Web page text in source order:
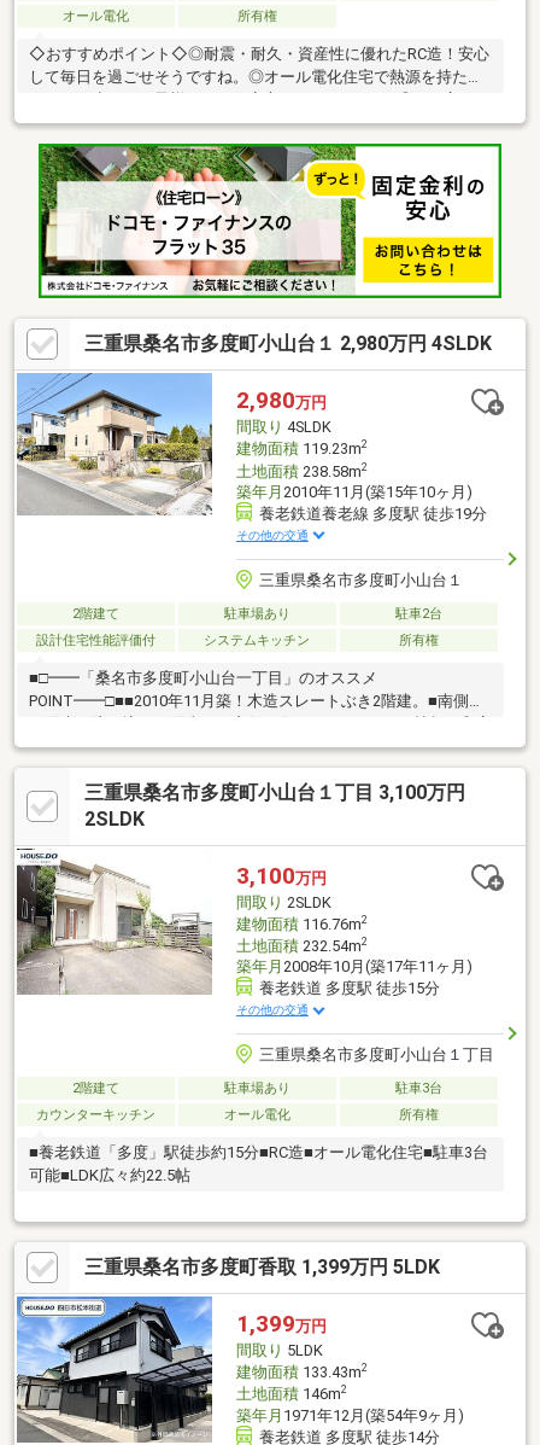
オール電化
所有権
◇おすすめポイント◇◎耐震・耐久・資産性に優れたRC造！安心
して毎日を過ごせそうですね。◎オール電化住宅で熱源を持たな
22.5帖！上質な大理石調のデザインが特徴的です♪◇周辺環境◇車
での移動が便利なエリア♪・F☆MART多度店：徒歩約23分（約
1800ｍ）・ファミリーマート桑名多度小山店：徒歩約10分（約
750ｍ）・セブンイレブン桑名多度1丁目店：徒歩約10分（約750
ｍ）・スギ薬局多度店：徒歩約19分（約1500ｍ）・桑名三重信用
金庫多度支店：徒歩約9分（約650ｍ）
三重県桑名市多度町小山台１ 2,980万円 4SLDK
2,980万円
間取り 4SLDK
建物面積119.23m2
土地面積238.58m2
築年月 2010年11月(築15年10ヶ月)
養老鉄道養老線 多度駅 徒歩19分
その他の交通
三重県桑名市多度町小山台１
2階建て 駐車場あり
駐車2台
設計住宅性能評価付
システムキッチン 所有権
■□━━「桑名市多度町小山台一丁目」のオススメ
POINT━━□■■2010年11月築！木造スレートぶき2階建。■南側か
と一体利用も可能。■水回りの距離が近く、効率よく家事を進め
られます。■食器洗乾燥機などの設備あり。■2階洋室3部屋は6帖
超×振り分けタイプ。 プライベートタイムも快適に過ごせます。
■2階に約3.0帖の書斎スペースあり。■2階ホールは物干しスペー
環境・ファミリーマート桑名多度小山店：徒歩14分(約1100m)
三重県桑名市多度町小山台１丁目 3,100万円
2SLDK
3,100万円
間取り 2SLDK
建物面積116.76m2
土地面積232.54m2
築年月 2008年10月(築17年11ヶ月)
養老鉄道 多度駅 徒歩15分
その他の交通
三重県桑名市多度町小山台１丁目
2階建て 駐車場あり
駐車3台
カウンターキッチン
オール電化 所有権
■養老鉄道「多度」駅徒歩約15分■RC造■オール電化住宅■駐車3台
可能■LDK広々約22.5帖
三重県桑名市多度町香取 1,399万円 5LDK
1,399万円
間取り 5LDK
建物面積133.43m2
土地面積146m2
築年月 1971年12月(築54年9ヶ月)
養老鉄道 多度駅 徒歩14分